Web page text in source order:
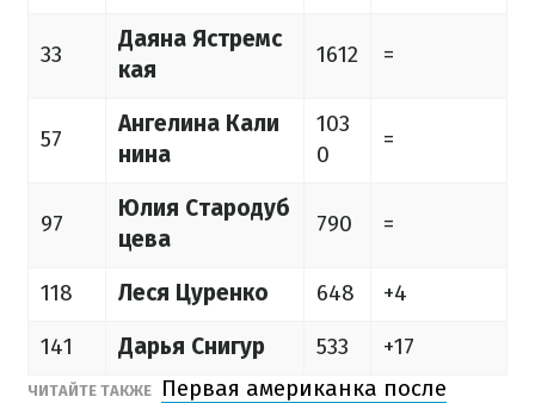
33
Даяна Ястремс
кая
1612 =
57
Ангелина Кали
нина
103
0
=
97
Юлия Стародуб
цева
790 =
118 Леся Цуренко 648
+4
141
Дарья Снигур 533 +17
ЧИТАЙТЕ ТАКЖЕ
Первая американка после